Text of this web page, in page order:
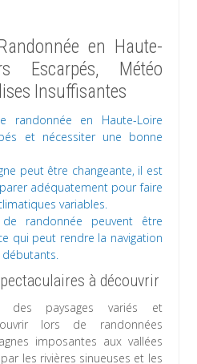
en Haute-
Escarpés, Météo
Insuffisantes
randonnée en Haute-Loire
et nécessiter une bonne
peut être changeante, il est
adéquatement pour faire
variables.
de randonnée peuvent être
qui peut rendre la navigation
à découvrir
des paysages variés et
lors de randonnées
imposantes aux vallées
les rivières sinueuses et les